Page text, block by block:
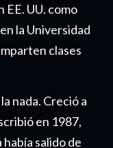
EE. UU. como
la Universidad
clases
nada. Creció a
en 1987,
había salido de